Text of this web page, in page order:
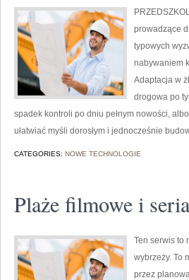
prowadzące
typowych
nabywaniem
Adaptacja w
drogowa po
spadek kontroli po dniu pełnym nowości,
ułatwiać myśli dorosłym i jednocześnie
CATEGORIES: NOWE TECHNOLOGIE
Plaże filmowe i
Ten serwis to
wybrzeży. To
przez